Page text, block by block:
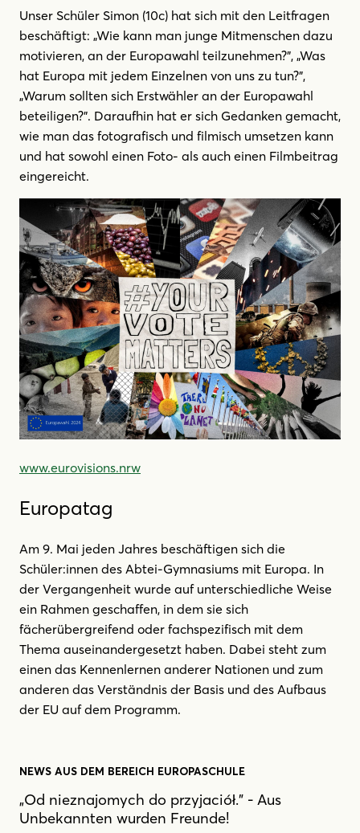
Unser Schüler Simon (10c) hat sich mit den Leitfragen
beschäftigt: „Wie kann man junge Mitmenschen dazu
motivieren, an der Europawahl teilzunehmen?", „Was
hat Europa mit jedem Einzelnen von uns zu tun?”,
„Warum sollten sich Erstwähler an der Europawahl
beteiligen?”. Daraufhin hat er sich Gedanken gemacht,
wie man das fotografisch und filmisch umsetzen kann
und hat sowohl einen Foto- als auch einen Filmbeitrag
eingereicht.
www.eurovisions.nrw
Europatag
Am 9. Mai jeden Jahres beschäftigen sich die
Schüler:innen des Abtei-Gymnasiums mit Europa. In
der Vergangenheit wurde auf unterschiedliche Weise
ein Rahmen geschaffen, in dem sie sich
fächerübergreifend oder fachspezifisch mit dem
Thema auseinandergesetzt haben. Dabei steht zum
einen das Kennenlernen anderer Nationen und zum
anderen das Verständnis der Basis und des Aufbaus
der EU auf dem Programm.
NEWS AUS DEM BEREICH EUROPASCHULE
„Od nieznajomych do przyjaciół.” - Aus
Unbekannten wurden Freunde!